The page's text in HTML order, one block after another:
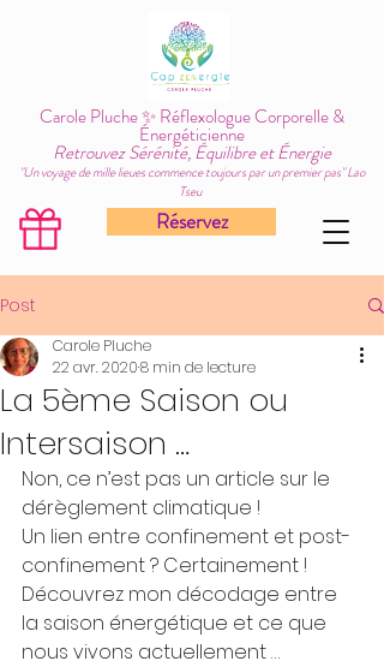
Carole Pluche ✨ Réflexologue Corporelle &
Énergéticienne
Retrouvez Sérénité, Équilibre et Énergie
"Un voyage de mille lieues commence toujours par un premier pas" Lao
Tseu
Réservez
Post
La 5ème Saison ou
Intersaison …
Carole Pluche
22 avr. 20208 min de lecture
Non, ce n’est pas un article sur le
dérèglement climatique !
Un lien entre confinement et post-
confinement ? Certainement !
Découvrez mon décodage entre
la saison énergétique et ce que
nous vivons actuellement …